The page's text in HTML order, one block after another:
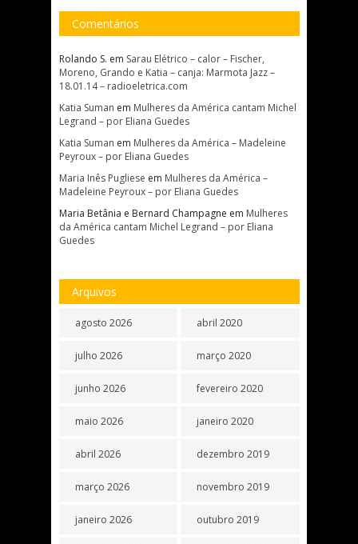
Comentários
Rolando S. em Sarau Elétrico – calor – Fischer,
Moreno, Grando e Katia – canja: Marmota Jazz –
18.01.14 – radioeletrica.com
Katia Suman em Mulheres da América cantam Michel
Legrand – por Eliana Guedes
Katia Suman em Mulheres da América – Madeleine
Peyroux – por Eliana Guedes
Maria Inês Pugliese em Mulheres da América –
Madeleine Peyroux – por Eliana Guedes
Maria Betânia e Bernard Champagne em Mulheres
da América cantam Michel Legrand – por Eliana
Guedes
Arquivos
agosto 2026
julho 2026
junho 2026
maio 2026
abril 2026
março 2026
janeiro 2026
abril 2020
março 2020
fevereiro 2020
janeiro 2020
dezembro 2019
novembro 2019
outubro 2019